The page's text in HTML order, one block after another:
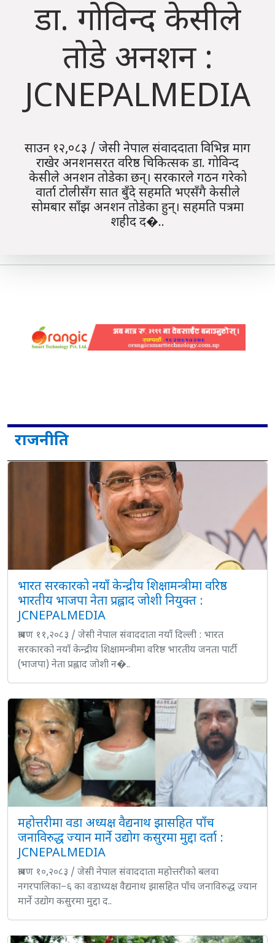
डा. गोविन्द केसीले
तोडे अनशन :
JCNEPALMEDIA
साउन १२,०८३ / जेसी नेपाल संवाददाता विभिन्न माग
राखेर अनशनसरत वरिष्ठ चिकित्सक डा. गोविन्द
केसीले अनशन तोडेका छन्। सरकारले गठन गरेको
वार्ता टोलीसँग सात बुँदे सहमति भएसँगै केसीले
सोमबार साँझ अनशन तोडेका हुन्। सहमति पत्रमा
शहीद द�..
राजनीति
भारत सरकारको नयाँ केन्द्रीय शिक्षामन्त्रीमा वरिष्ठ
भारतीय भाजपा नेता प्रह्लाद जोशी नियुक्त :
JCNEPALMEDIA
श्रावण ११,२०८३ / जेसी नेपाल संवाददाता नयाँ दिल्ली : भारत
सरकारको नयाँ केन्द्रीय शिक्षामन्त्रीमा वरिष्ठ भारतीय जनता पार्टी
(भाजपा) नेता प्रह्लाद जोशी न�..
महोत्तरीमा वडा अध्यक्ष वैद्यनाथ झासहित पाँच
जनाविरुद्ध ज्यान मार्ने उद्योग कसुरमा मुद्दा दर्ता :
JCNEPALMEDIA
श्रावण १०,२०८३ / जेसी नेपाल संवाददाता महोत्तरीको बलवा
नगरपालिका–६ का वडाध्यक्ष वैद्यनाथ झासहित पाँच जनाविरुद्ध ज्यान
मार्ने उद्योग कसुरमा मुद्दा द..